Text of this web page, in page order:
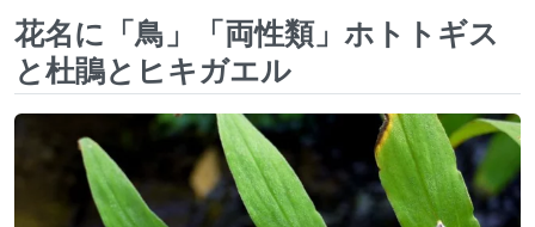
花名に「鳥」「両性類」ホトトギス
と杜鵑とヒキガエル